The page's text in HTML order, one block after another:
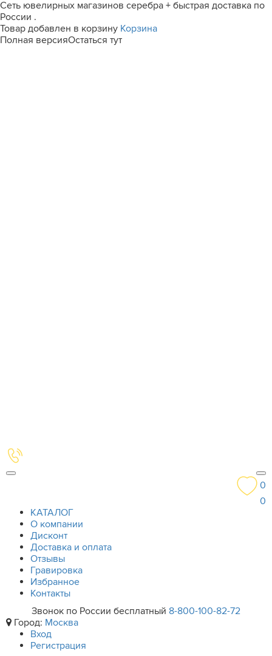
Сеть ювелирных магазинов серебра + быстрая доставка по
России .
Товар добавлен в корзину Корзина
Полная версияОстаться тут
0
0
КАТАЛОГ
О компании
Дисконт
Доставка и оплата
Отзывы
Гравировка
Избранное
Контакты
Звонок по России бесплатный 8-800-100-82-72
Город: Москва
Вход
Регистрация